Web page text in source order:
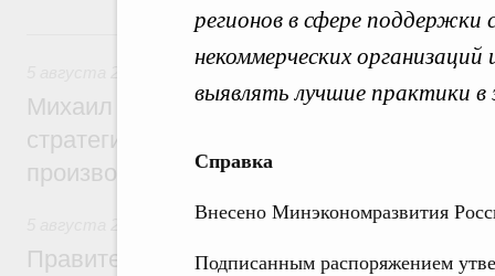
регионов в сфере поддержки
некоммерческих
выявлять лучшие практики в
Справка
Внесено Минэкономразвития
Подписанным распоряжением
Вчера
Вопросы производительности труда и
Михаил Мишустин дал поручения по
стратегической сессии, посвящённой
производительности труда
Национальный проект «Экологическое
Правительство увеличило объём